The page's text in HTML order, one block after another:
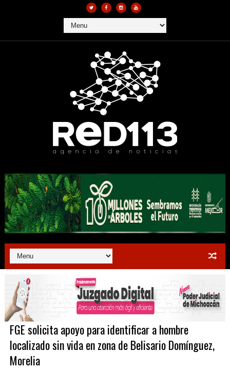
FGE solicita apoyo para identificar a hombre
localizado sin vida en zona de Belisario Domínguez,
Morelia